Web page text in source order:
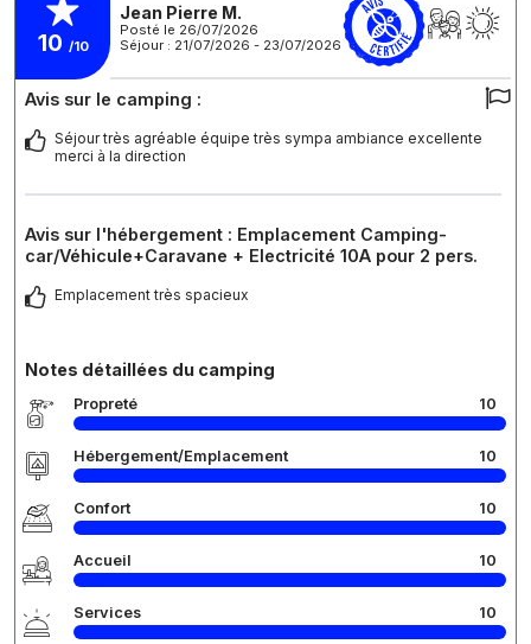
10 /10
Jean Pierre M.
Posté le 26/07/2026
Séjour : 21/07/2026 - 23/07/2026
Avis sur le camping :
Séjour très agréable équipe très sympa ambiance excellente
merci à la direction
Avis sur l'hébergement : Emplacement Camping-
car/Véhicule+Caravane + Electricité 10A pour 2 pers.
Emplacement très spacieux
Notes détaillées du camping
Propreté 10
Hébergement/Emplacement 10
Confort 10
Accueil 10
Services 10